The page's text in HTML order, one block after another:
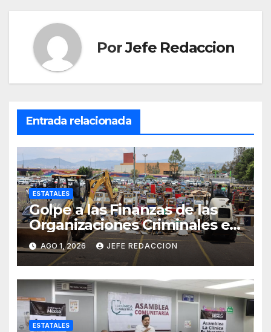
PorJefe Redaccion
Entrada relacionada
ESTATALES
Golpe a las Finanzas de las
Organizaciones Criminales en
Operativos
Interinstitucionales
AGO 1, 2026 JEFE REDACCION
ESTATALES